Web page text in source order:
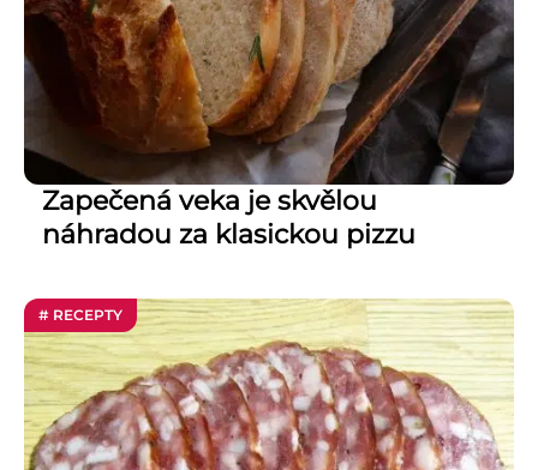
Zapečená veka je skvělou
náhradou za klasickou pizzu
# RECEPTY